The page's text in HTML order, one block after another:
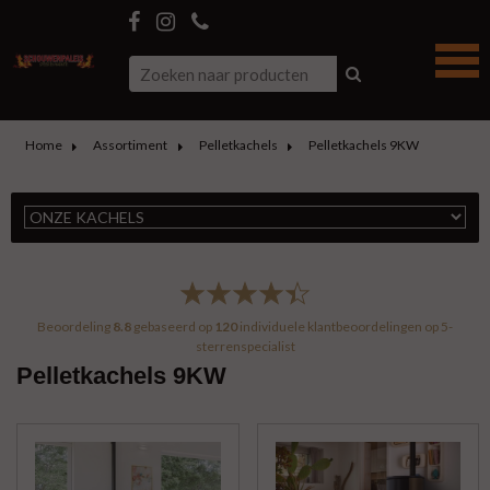
Home Assortiment Pelletkachels Pelletkachels 9KW
Beoordeling 8.8 gebaseerd op 120individuele klantbeoordelingen op 5-
sterrenspecialist
Pelletkachels 9KW